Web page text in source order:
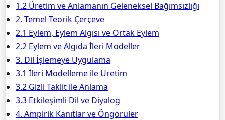
1.2 Üretim ve Anlamanın Geleneksel Bağımsızlığı
2. Temel Teorik Çerçeve
2.1 Eylem, Eylem Algısı ve Ortak Eylem
2.2 Eylem ve Algıda İleri Modeller
3. Dil İşlemeye Uygulama
3.1 İleri Modelleme ile Üretim
3.2 Gizli Taklit ile Anlama
3.3 Etkileşimli Dil ve Diyalog
4. Ampirik Kanıtlar ve Öngörüler